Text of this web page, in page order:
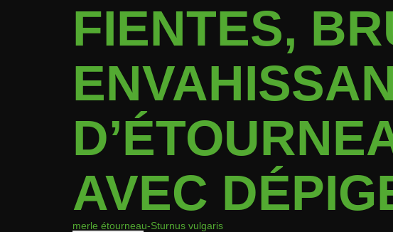
FIENTES,
AVEC
merle étourneau-Sturnus vulgaris